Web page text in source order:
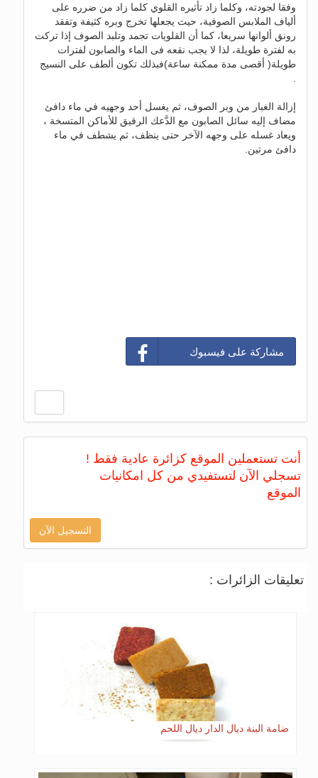
وفقا لجودته، وكلما زاد تأثيره القلوي كلما زاد من ضرره على
ألياف الملابس الصوفية، حيث يجعلها تخرج وبره كثيفة وتفقد
رونق ألوانها سريعا، كما أن القلويات تجمد وتلبد الصوف إذا تركت
به لفترة طويلة، لذا لا يجب نقعه فى الماء والصابون لفترات
طويلة( أقصى مدة ممكنة ساعة)فبذلك تكون ألطف على النسيج
إزالة الغبار من وبر الصوف، ثم يغسل أحد وجهيه في ماء دافئ
مضاف إليه سائل الصابون مع الدَّعك الرقيق للأماكن المتسخة ،
ويعاد غسله على وجهه الآخر حتى ينظف، ثم يشطف في ماء
دافئ مرتين.
مشاركة على فيسبوك
أنت تستعملين الموقع كزائرة عادية فقط !
تسجلي الآن لتستفيدي من كل امكانيات
الموقع
التسجيل الآن
تعليقات الزائرات :
ضامة البنة ديال الدار ديال اللحم